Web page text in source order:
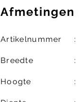
Afmetingen
Artikelnummer
Breedte
Hoogte